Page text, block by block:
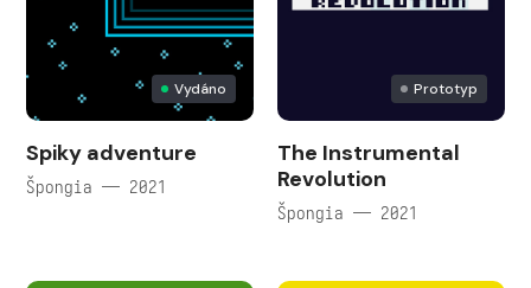
Vydáno
Spiky adventure
Špongia — 2021
Prototyp
The Instrumental
Revolution
Špongia — 2021